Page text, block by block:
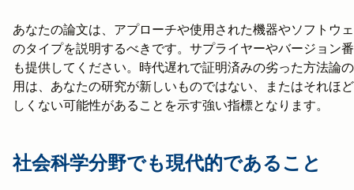
あなたの論文は、アプローチや使用された機器やソフトウ
のタイプを説明するべきです。サプライヤーやバージョン
も提供してください。時代遅れで証明済みの劣った方法論
用は、あなたの研究が新しいものではない、またはそれほ
しくない可能性があることを示す強い指標となります。
社会科学分野でも現代的であること